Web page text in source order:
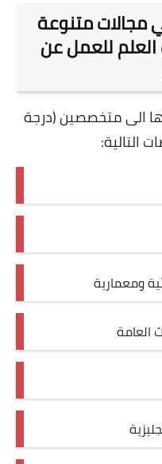
متنوعة
للعمل عن
الى متخصصين (درجة
التالية:
ومعمارية
العامة